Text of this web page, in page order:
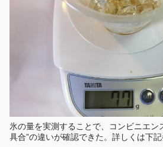
氷の量を実測することで、コンビニエン
具合”の違いが確認できた。詳しくは下記